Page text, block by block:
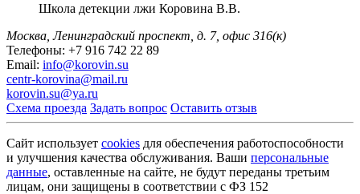
Школа детекции лжи Коровина В.В.
Москва, Ленинградский проспект, д. 7, офис 316(к)
Телефоны: +7 916 742 22 89
Email: info@korovin.su
centr-korovina@mail.ru
korovin.su@ya.ru
Схема проезда Задать вопрос Оставить отзыв
Сайт использует cookies для обеспечения работоспособности
и улучшения качества обслуживания. Ваши персональные
данные, оставленные на сайте, не будут переданы третьим
лицам, они защищены в соответствии с ФЗ 152